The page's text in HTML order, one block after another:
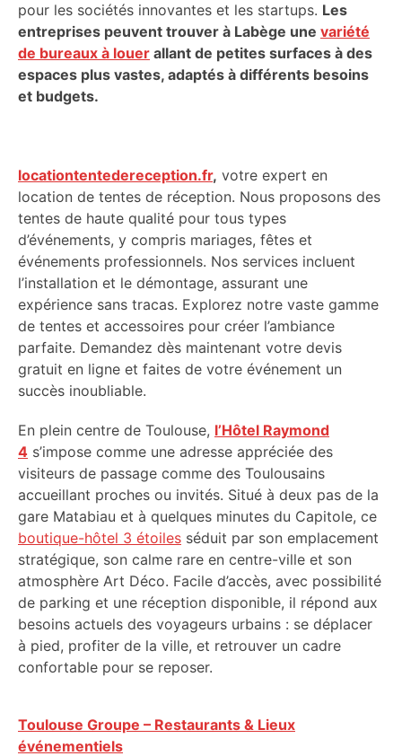
pour les sociétés innovantes et les startups. Les
entreprises peuvent trouver à Labège une variété
de bureaux à louer allant de petites surfaces à des
espaces plus vastes, adaptés à différents besoins
et budgets.
locationtentedereception.fr, votre expert en
location de tentes de réception. Nous proposons des
tentes de haute qualité pour tous types
d’événements, y compris mariages, fêtes et
événements professionnels. Nos services incluent
l’installation et le démontage, assurant une
expérience sans tracas. Explorez notre vaste gamme
de tentes et accessoires pour créer l’ambiance
parfaite. Demandez dès maintenant votre devis
gratuit en ligne et faites de votre événement un
succès inoubliable.
En plein centre de Toulouse, l’Hôtel Raymond
4 s’impose comme une adresse appréciée des
visiteurs de passage comme des Toulousains
accueillant proches ou invités. Situé à deux pas de la
gare Matabiau et à quelques minutes du Capitole, ce
boutique-hôtel 3 étoiles séduit par son emplacement
stratégique, son calme rare en centre-ville et son
atmosphère Art Déco. Facile d’accès, avec possibilité
de parking et une réception disponible, il répond aux
besoins actuels des voyageurs urbains : se déplacer
à pied, profiter de la ville, et retrouver un cadre
confortable pour se reposer.
Toulouse Groupe – Restaurants & Lieux
événementiels